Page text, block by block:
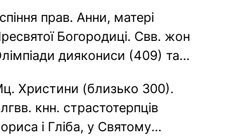
в Ближніх...
прав. Анни, матері
Богородиці. Свв. жон
диякониси (409) та
V Вселенського...
Христини (близько 300).
кнн. страстотерпців
і Гліба, у Святому